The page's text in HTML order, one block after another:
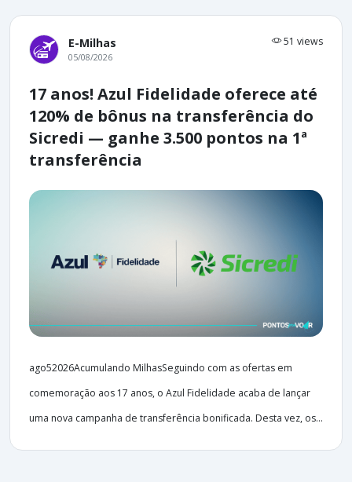
E-Milhas 51 views
05/08/2026
17 anos! Azul Fidelidade oferece até
120% de bônus na transferência do
Sicredi — ganhe 3.500 pontos na 1ª
transferência
ago52026Acumulando MilhasSeguindo com as ofertas em
comemoração aos 17 anos, o Azul Fidelidade acaba de lançar
uma nova campanha de transferência bonificada. Desta vez, os...